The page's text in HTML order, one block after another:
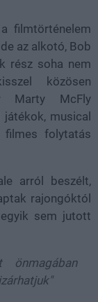
filmtörténelem
az alkotó, Bob
rész soha nem
közösen
Marty McFly
musical
folytatás
arról beszélt,
rajongóktól
sem jutott